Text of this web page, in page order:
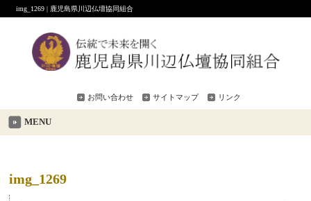
img_1269 | 鹿児島県川辺仏壇協同組合
お問い合わせ サイトマップ リンク
MENU
img_1269